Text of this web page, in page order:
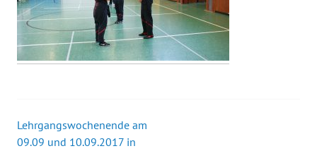
Beitrags-
Lehrgangswochenende am
09.09 und 10.09.2017 in